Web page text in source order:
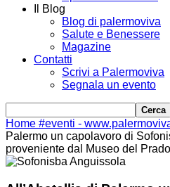
Il Blog
Blog di palermoviva
Salute e Benessere
Magazine
Contatti
Scrivi a Palermoviva
Segnala un evento
Home #eventi -
Palermo un capolavoro di
proveniente dal Museo del Prado